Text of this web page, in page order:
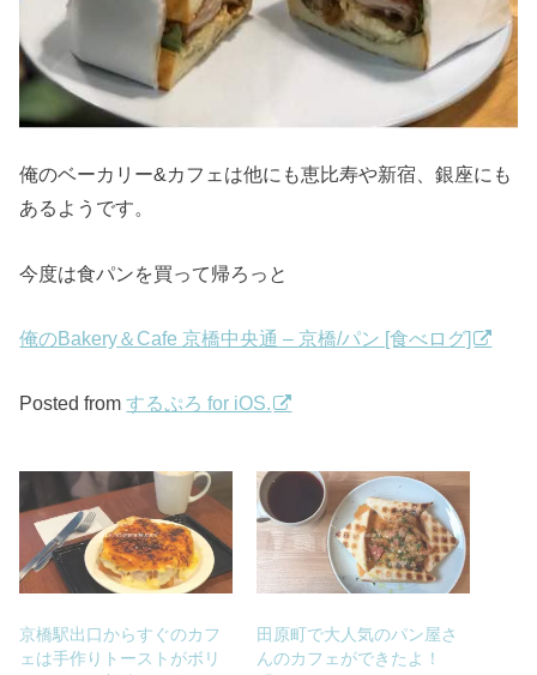
俺のベーカリー&カフェは他にも恵比寿や新宿、銀座にも
あるようです。
今度は食パンを買って帰ろっと
俺のBakery＆Cafe 京橋中央通 – 京橋/パン [食べログ]
Posted fromするぷろ for iOS.
京橋駅出口からすぐのカフ
ェは手作りトーストがボリ
田原町で大人気のパン屋さ
んのカフェができたよ！